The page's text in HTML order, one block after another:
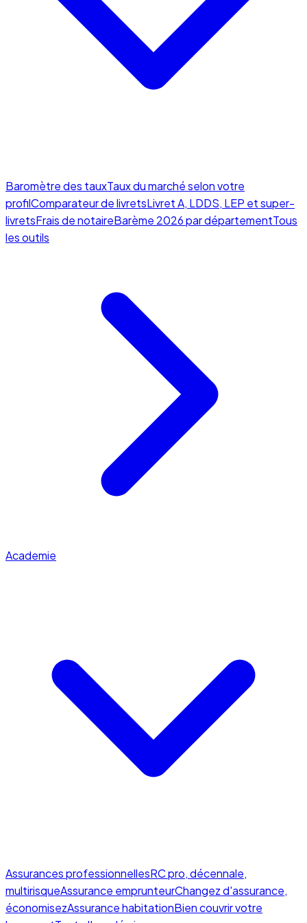
Baromètre des tauxTaux du marché selon votre
profilComparateur de livretsLivret A, LDDS, LEP et super-
livretsFrais de notaireBarème 2026 par départementTous
les outils
Academie
Assurances professionnellesRC pro, décennale,
multirisqueAssurance emprunteurChangez d'assurance,
économisezAssurance habitationBien couvrir votre